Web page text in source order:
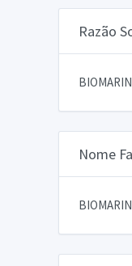
Razão
Nome